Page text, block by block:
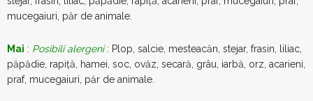
mucegaiuri, păr de animale.
Mai : Posibili alergeni: Plop, salcie, mesteacăn, stejar, frasin, liliac,
păpădie, rapiță, hamei, soc, ovăz, secară, grâu, iarbă, orz, acarieni,
praf, mucegaiuri, păr de animale.